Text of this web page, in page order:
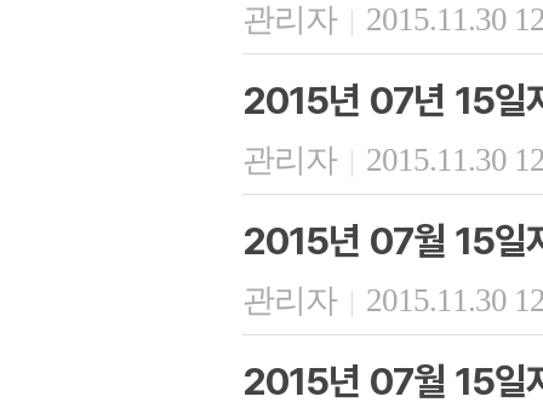
관리자 | 2015.11.30
2015년 07년 15일
관리자 | 2015.11.30
2015년 07월 15일
관리자 | 2015.11.30
2015년 07월 15일